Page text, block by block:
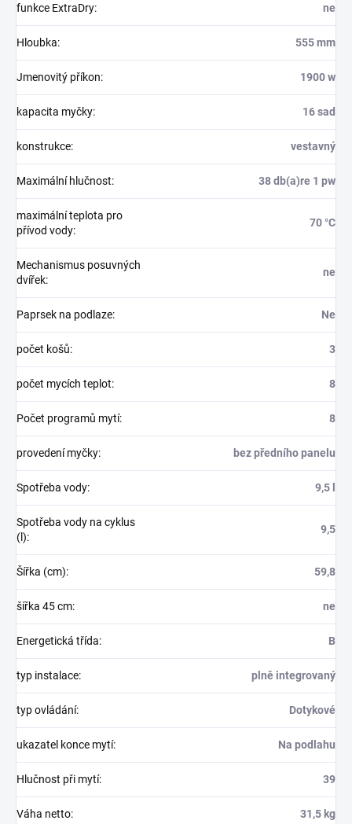
funkce ExtraDry: ne
Hloubka: 555 mm
Jmenovitý příkon: 1900 w
kapacita myčky: 16 sad
konstrukce: vestavný
Maximální hlučnost: 38 db(a)re 1 pw
maximální teplota pro
přívod vody:
70 °C
Mechanismus posuvných
dvířek:
ne
Paprsek na podlaze: Ne
počet košů: 3
počet mycích teplot: 8
Počet programů mytí: 8
provedení myčky: bez předního panelu
Spotřeba vody: 9,5 l
Spotřeba vody na cyklus
(l):
9,5
Šířka (cm): 59,8
šířka 45 cm: ne
Energetická třída: B
typ instalace: plně integrovaný
typ ovládání: Dotykové
ukazatel konce mytí: Na podlahu
Hlučnost při mytí: 39
Váha netto: 31,5 kg